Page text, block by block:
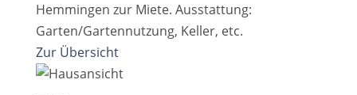
Hemmingen zur Miete. Ausstattung:
Garten/Gartennutzung, Keller, etc.
Zur Übersicht